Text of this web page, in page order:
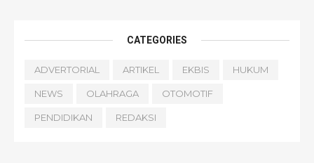
CATEGORIES
ADVERTORIAL ARTIKEL EKBIS HUKUM
NEWS OLAHRAGA OTOMOTIF
PENDIDIKAN REDAKSI